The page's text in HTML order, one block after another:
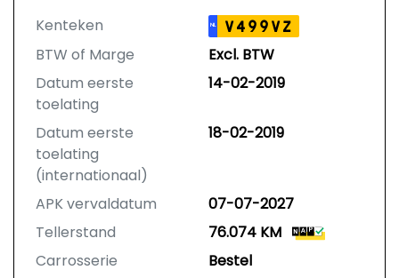
Kenteken NL V499VZ
BTW of Marge
Excl. BTW
Datum eerste
toelating
14-02-2019
Datum eerste
toelating
(internationaal)
18-02-2019
APK vervaldatum
07-07-2027
Tellerstand
76.074 KM
Carrosserie
Bestel